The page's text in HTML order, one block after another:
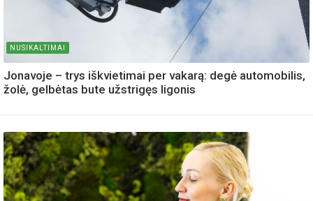
NUSIKALTIMAI
Jonavoje – trys iškvietimai per vakarą: degė automobilis,
žolė, gelbėtas bute užstrigęs ligonis